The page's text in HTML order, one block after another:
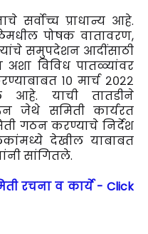
सर्वोच्च प्राधान्य आहे.
पोषक वातावरण,
त्यांचे समुपदेशन आदींसाठी
विविध पातळ्यांवर
१० मार्च २०२२
आहे. याची तातडीने
जेथे समिती कार्यरत
गठन करण्याचे निर्देश
देखील याबाबत
सांगितले.
रचना व कार्ये - Click